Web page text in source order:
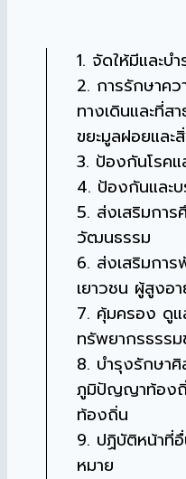
1. จัดให้มีและบ
2. การรักษาค
ทางเดินและที่ส
ขยะมูลฝอยและ
3. ป้องกันโรคแ
4. ป้องกันและ
5. ส่งเสริมการ
วัฒนธรรม
6. ส่งเสริมกา
เยาวชน ผู้สูงอ
7. คุ้มครอง ดูแ
ทรัพยากรธรร
8. บำรุงรักษา
ภูมิปัญญาท้อง
ท้องถิ่น
9. ปฏิบัติหน้าที่
หมาย